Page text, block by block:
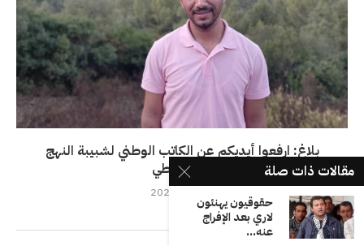
بلاغ: ارفعوا أيديكم عن الكاتب الوطني لشبيبة النهج
الديمقراطي
مقالات ذات صلة
حقوقيون يهنئون
لاري بعد الإفراج
عنه...